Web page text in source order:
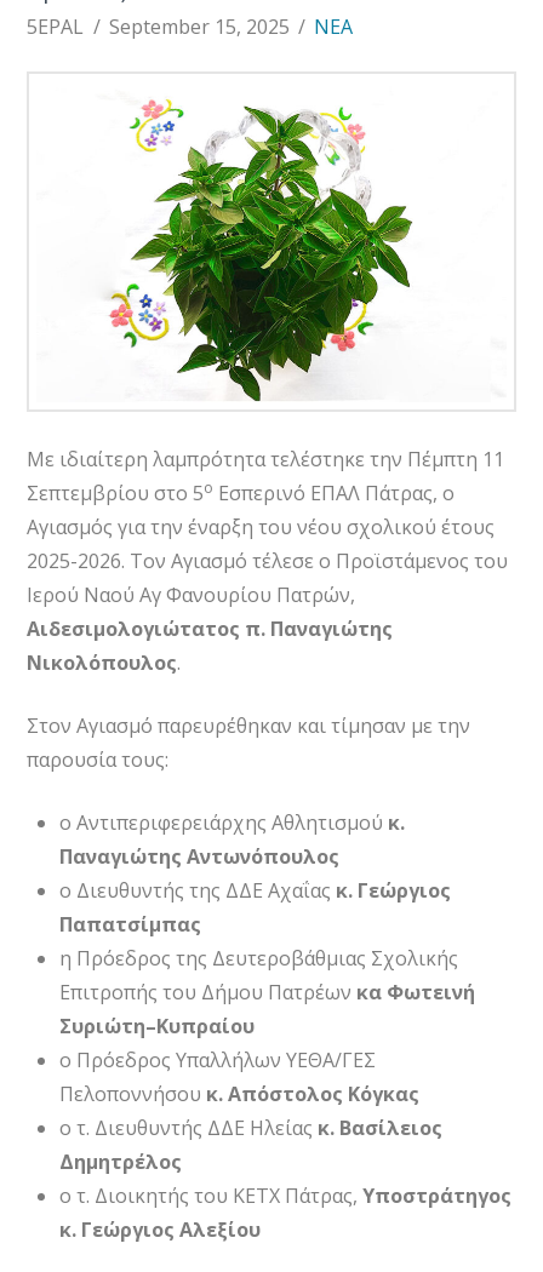
5EPAL September 15, 2025 ΝΕΑ
Με ιδιαίτερη λαμπρότητα τελέστηκε την Πέμπτη 11
Σεπτεμβρίου στο 5ο Εσπερινό ΕΠΑΛ Πάτρας, ο
Αγιασμός για την έναρξη του νέου σχολικού έτους
2025-2026. Τον Αγιασμό τέλεσε ο Προϊστάμενος του
Ιερού Ναού Αγ Φανουρίου Πατρών,
Αιδεσιμολογιώτατος π. Παναγιώτης
Νικολόπουλος.
Στον Αγιασμό παρευρέθηκαν και τίμησαν με την
παρουσία τους:
ο Αντιπεριφερειάρχης Αθλητισμού κ.
Παναγιώτης Αντωνόπουλος
ο Διευθυντής της ΔΔΕ Αχαΐας κ. Γεώργιος
Παπατσίμπας
η Πρόεδρος της Δευτεροβάθμιας Σχολικής
Επιτροπής του Δήμου Πατρέων κα Φωτεινή
Συριώτη–Κυπραίου
ο Πρόεδρος Υπαλλήλων ΥΕΘΑ/ΓΕΣ
Πελοποννήσου κ. Απόστολος Κόγκας
ο τ. Διευθυντής ΔΔΕ Ηλείας κ. Βασίλειος
Δημητρέλος
ο τ. Διοικητής του ΚΕΤΧ Πάτρας, Υποστράτηγος
κ. Γεώργιος Αλεξίου